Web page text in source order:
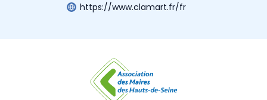
https://www.clamart.fr/fr